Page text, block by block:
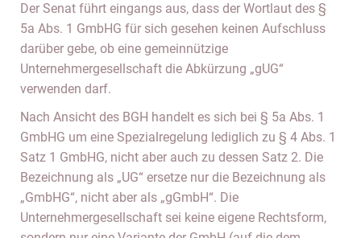
Der Senat führt eingangs aus, dass der Wortlaut des §
5a Abs. 1 GmbHG für sich gesehen keinen Aufschluss
darüber gebe, ob eine gemeinnützige
Unternehmergesellschaft die Abkürzung „gUG“
verwenden darf.
Nach Ansicht des BGH handelt es sich bei § 5a Abs. 1
GmbHG um eine Spezialregelung lediglich zu § 4 Abs. 1
Satz 1 GmbHG, nicht aber auch zu dessen Satz 2. Die
Bezeichnung als „UG“ ersetze nur die Bezeichnung als
„GmbHG“, nicht aber als „gGmbH“. Die
Unternehmergesellschaft sei keine eigene Rechtsform,